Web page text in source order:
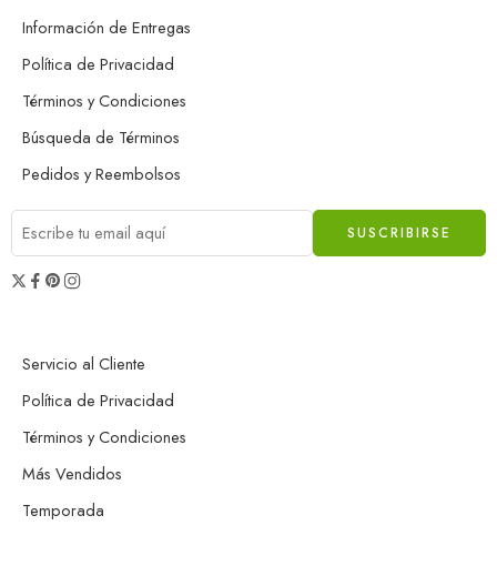
Información de Entregas
Política de Privacidad
Términos y Condiciones
Búsqueda de Términos
Pedidos y Reembolsos
Servicio al Cliente
Política de Privacidad
Términos y Condiciones
Más Vendidos
Temporada